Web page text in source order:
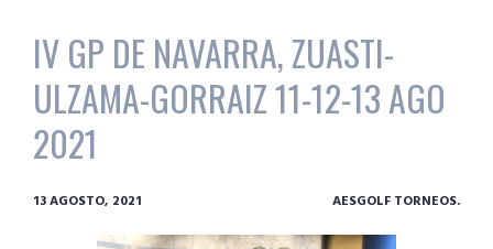
IV GP DE NAVARRA, ZUASTI-
ULZAMA-GORRAIZ 11-12-13 AGO
2021
13 AGOSTO, 2021 AESGOLF TORNEOS.